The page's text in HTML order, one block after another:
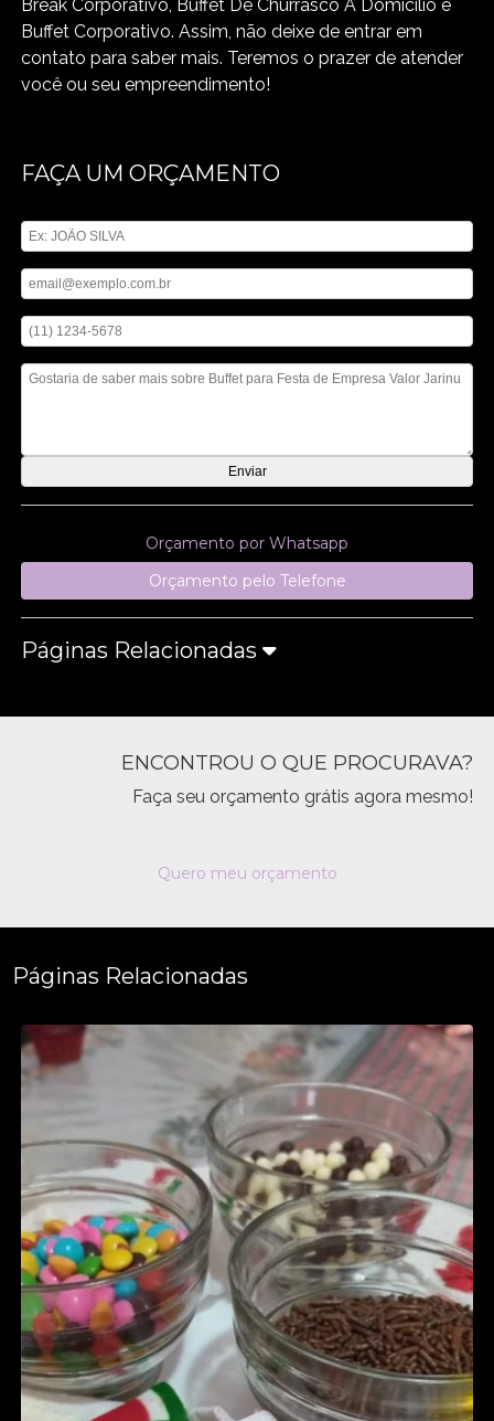
Break Corporativo, Buffet De Churrasco A Domicilio e
Buffet Corporativo. Assim, não deixe de entrar em
contato para saber mais. Teremos o prazer de atender
você ou seu empreendimento!
FAÇA UM ORÇAMENTO
Orçamento por Whatsapp
Orçamento pelo Telefone
Páginas Relacionadas
ENCONTROU O QUE PROCURAVA?
Faça seu orçamento grátis agora mesmo!
Quero meu orçamento
Páginas Relacionadas